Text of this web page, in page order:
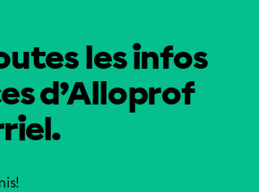
les infos
d’Alloprof